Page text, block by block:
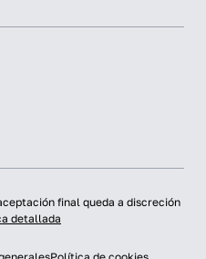
final queda a discreción
detallada